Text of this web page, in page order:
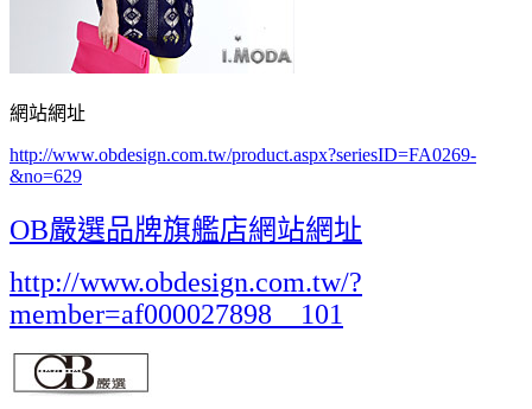
網站網址
http://www.obdesign.com.tw/product.aspx?seriesID=FA0269-
&no=629
OB嚴選品牌旗艦店網站網址
http://www.obdesign.com.tw/?
member=af000027898__101